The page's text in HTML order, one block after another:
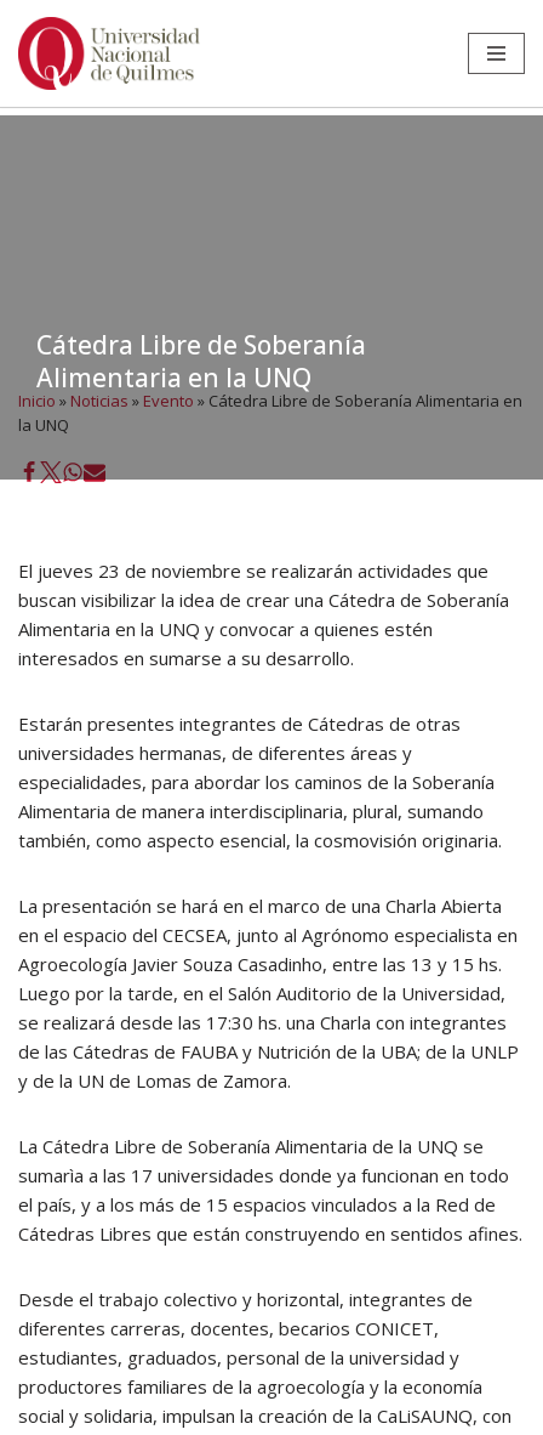
Ir
Cátedra Libre de Soberanía
Alimentaria en la UNQ
Inicio » Noticias » Evento » Cátedra Libre de Soberanía Alimentaria en
la UNQ
El jueves 23 de noviembre se realizarán actividades que
buscan visibilizar la idea de crear una Cátedra de Soberanía
Alimentaria en la UNQ y convocar a quienes estén
interesados en sumarse a su desarrollo.
Estarán presentes integrantes de Cátedras de otras
universidades hermanas, de diferentes áreas y
especialidades, para abordar los caminos de la Soberanía
Alimentaria de manera interdisciplinaria, plural, sumando
también, como aspecto esencial, la cosmovisión originaria.
La presentación se hará en el marco de una Charla Abierta
en el espacio del CECSEA, junto al Agrónomo especialista en
Agroecología Javier Souza Casadinho, entre las 13 y 15 hs.
Luego por la tarde, en el Salón Auditorio de la Universidad,
se realizará desde las 17:30 hs. una Charla con integrantes
de las Cátedras de FAUBA y Nutrición de la UBA; de la UNLP
y de la UN de Lomas de Zamora.
La Cátedra Libre de Soberanía Alimentaria de la UNQ se
sumarìa a las 17 universidades donde ya funcionan en todo
el país, y a los más de 15 espacios vinculados a la Red de
Cátedras Libres que están construyendo en sentidos afines.
Desde el trabajo colectivo y horizontal, integrantes de
diferentes carreras, docentes, becarios CONICET,
estudiantes, graduados, personal de la universidad y
productores familiares de la agroecología y la economía
social y solidaria, impulsan la creación de la CaLiSAUNQ, con